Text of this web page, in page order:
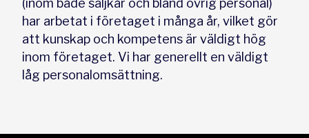
(inom både säljkår och bland övrig personal)
har arbetat i företaget i många år, vilket gör
att kunskap och kompetens är väldigt hög
inom företaget. Vi har generellt en väldigt
låg personalomsättning.